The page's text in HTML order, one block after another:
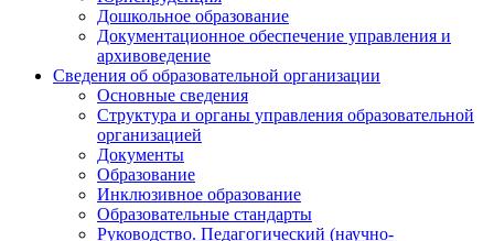
Дошкольное образование
Документационное обеспечение управления и
архивоведение
Сведения об образовательной организации
Основные сведения
Структура и органы управления образовательной
организацией
Документы
Образование
Инклюзивное образование
Образовательные стандарты
Руководство. Педагогический (научно-